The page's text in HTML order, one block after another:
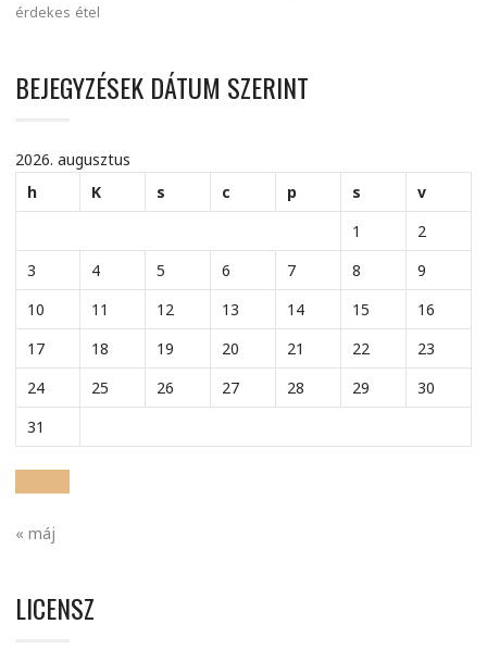
érdekes étel
BEJEGYZÉSEK DÁTUM SZERINT
2026. augusztus
h
K s c p s
v
1
2
3
4 5 6 7 8
9
10
11 12 13 14 15
16
17
18 19 20 21 22
23
24
25 26 27 28 29
30
31
« máj
LICENSZ